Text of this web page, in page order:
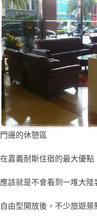
門邊的休憩區
在嘉義耐斯住宿的最大優點
應該就是不會看到一堆大陸
自由型開放後，不少旅遊